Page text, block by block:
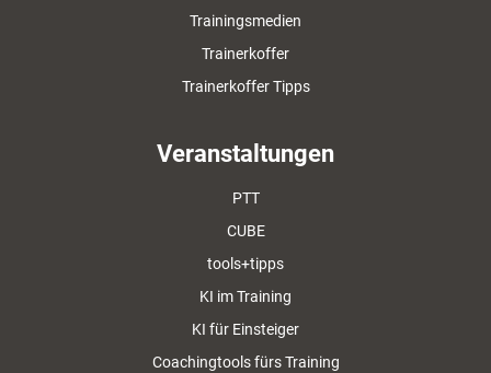
Trainingsmedien
Trainerkoffer
Trainerkoffer Tipps
Veranstaltungen
PTT
CUBE
tools+tipps
KI im Training
KI für Einsteiger
Coachingtools fürs Training